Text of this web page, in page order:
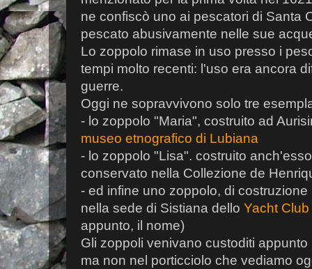
ne confiscò uno ai pescatori di Santa
pescato abusivamente nelle sue
Lo zoppolo rimase in uso presso i
tempi molto recenti: l'uso era ancora
guerre.
Oggi ne sopravvivono solo tre
- lo zoppolo "Maria", costruito ad
museo etnografico di Lubiana
- lo zoppolo "Lisa". costruito
conservato nella Collezione de
- ed infine uno zoppolo, di
nella sede di Sistiana dello Yacht
appunto, il nome)
Gli zoppoli venivano custoditi
ma non nel porticciolo che vediamo